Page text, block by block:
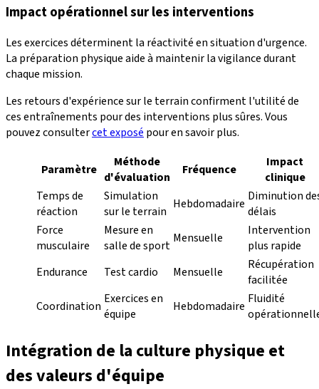
Impact opérationnel sur les interventions
Les exercices déterminent la réactivité en situation d'urgence.
La préparation physique aide à maintenir la vigilance durant
chaque mission.
Les retours d'expérience sur le terrain confirment l'utilité de
ces entraînements pour des interventions plus sûres. Vous
pouvez consultercet exposé pour en savoir plus.
Paramètre
Méthode
d'évaluation
Fréquence
Impact
clinique
Temps de
réaction
Simulation
sur le terrain Hebdomadaire Diminution
délais
Force
musculaire
Mesure en
salle de sport Mensuelle
Intervention
plus rapide
Endurance
Test cardio Mensuelle
Récupération
facilitée
Coordination Exercices en
équipe
Hebdomadaire Fluidité
Intégration de la culture physique et
des valeurs d'équipe